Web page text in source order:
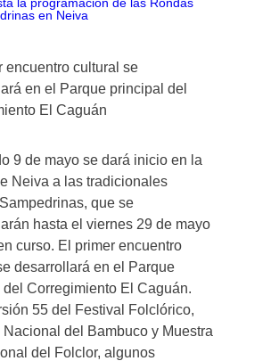
encuentro cultural se
en el Parque principal del
El Caguán
9 de mayo se dará inicio en la
Neiva a las tradicionales
que se
hasta el viernes 29 de mayo
curso. El primer encuentro
desarrollará en el Parque
del Corregimiento El Caguán.
55 del Festival Folclórico,
Nacional del Bambuco y Muestra
del Folclor, algunos